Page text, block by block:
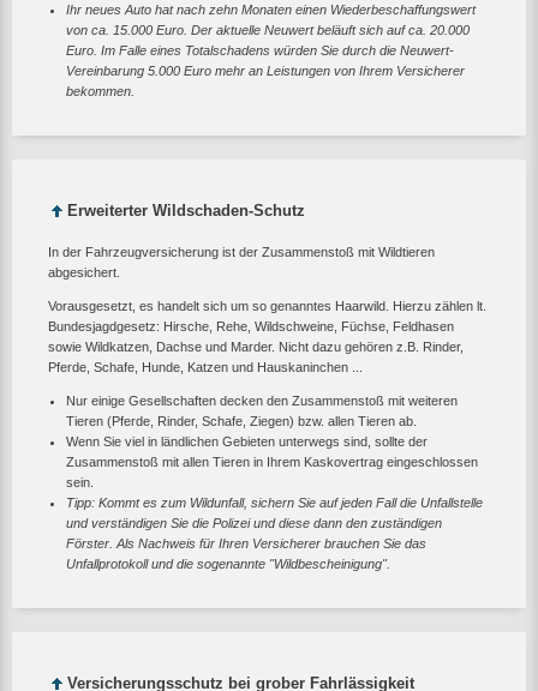
Ihr neues Auto hat nach zehn Monaten einen Wiederbeschaffungswert
von ca. 15.000 Euro. Der aktuelle Neuwert beläuft sich auf ca. 20.000
Euro. Im Falle eines Totalschadens würden Sie durch die Neuwert-
Vereinbarung 5.000 Euro mehr an Leistungen von Ihrem Versicherer
bekommen.
Erweiterter Wildschaden-Schutz
In der Fahrzeugversicherung ist der Zusammenstoß mit Wildtieren
abgesichert.
Vorausgesetzt, es handelt sich um so genanntes Haarwild. Hierzu zählen lt.
Bundesjagdgesetz: Hirsche, Rehe, Wildschweine, Füchse, Feldhasen
sowie Wildkatzen, Dachse und Marder. Nicht dazu gehören z.B. Rinder,
Pferde, Schafe, Hunde, Katzen und Hauskaninchen ...
Nur einige Gesellschaften decken den Zusammenstoß mit weiteren
Tieren (Pferde, Rinder, Schafe, Ziegen) bzw. allen Tieren ab.
Wenn Sie viel in ländlichen Gebieten unterwegs sind, sollte der
Zusammenstoß mit allen Tieren in Ihrem Kaskovertrag eingeschlossen
sein.
Tipp: Kommt es zum Wildunfall, sichern Sie auf jeden Fall die Unfallstelle
und verständigen Sie die Polizei und diese dann den zuständigen
Förster. Als Nachweis für Ihren Versicherer brauchen Sie das
Unfallprotokoll und die sogenannte "Wildbescheinigung".
Versicherungsschutz bei grober Fahrlässigkeit